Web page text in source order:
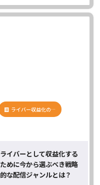
ライバー収益化の…
ライバーとして収益化する
ために今から選ぶべき戦略
的な配信ジャンルとは？